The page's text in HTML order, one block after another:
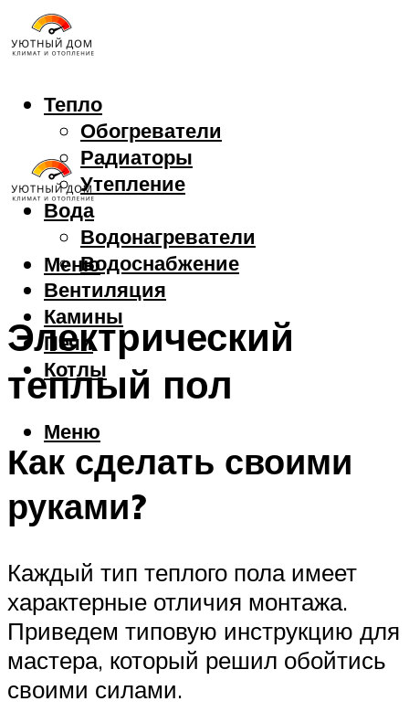
Тепло
Обогреватели
Радиаторы
Утепление
Вода
Водонагреватели
Водоснабжение
Вентиляция
Камины
Печи
Котлы
Меню
Меню
Электрический
теплый пол
Как сделать своими
руками?
Каждый тип теплого пола имеет
характерные отличия монтажа.
Приведем типовую инструкцию для
мастера, который решил обойтись
своими силами.